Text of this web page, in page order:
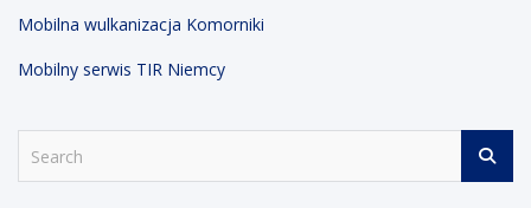
Mobilna wulkanizacja Komorniki
Mobilny serwis TIR Niemcy